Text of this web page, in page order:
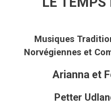
Musiques
Norvégiennes et
Arianna et
Petter